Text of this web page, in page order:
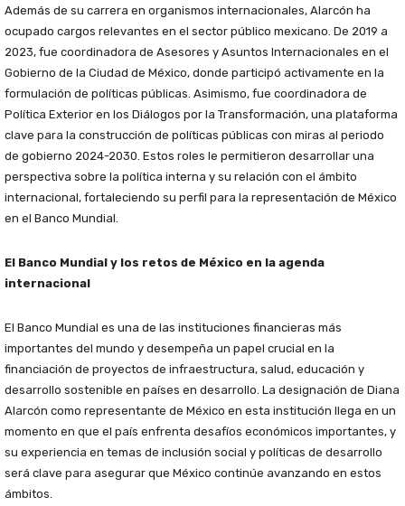
Además de su carrera en organismos internacionales, Alarcón ha
ocupado cargos relevantes en el sector público mexicano. De 2019 a
2023, fue coordinadora de Asesores y Asuntos Internacionales en el
Gobierno de la Ciudad de México, donde participó activamente en la
formulación de políticas públicas. Asimismo, fue coordinadora de
Política Exterior en los Diálogos por la Transformación, una plataforma
clave para la construcción de políticas públicas con miras al periodo
de gobierno 2024-2030. Estos roles le permitieron desarrollar una
perspectiva sobre la política interna y su relación con el ámbito
internacional, fortaleciendo su perfil para la representación de México
en el Banco Mundial.
El Banco Mundial y los retos de México en la agenda
internacional
El Banco Mundial es una de las instituciones financieras más
importantes del mundo y desempeña un papel crucial en la
financiación de proyectos de infraestructura, salud, educación y
desarrollo sostenible en países en desarrollo. La designación de Diana
Alarcón como representante de México en esta institución llega en un
momento en que el país enfrenta desafíos económicos importantes, y
su experiencia en temas de inclusión social y políticas de desarrollo
será clave para asegurar que México continúe avanzando en estos
ámbitos.